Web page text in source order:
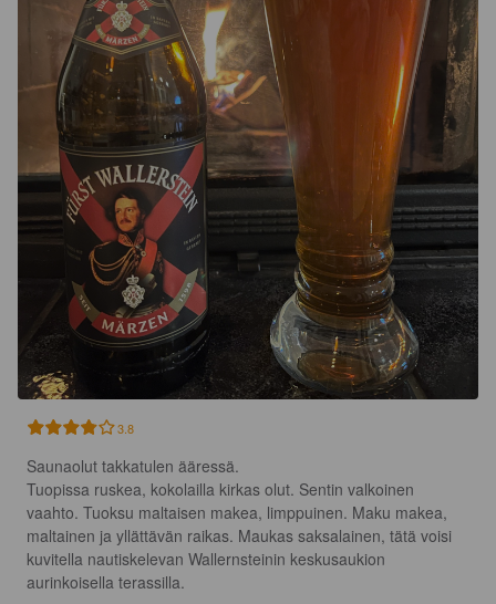
3.8
Saunaolut takkatulen ääressä.
Tuopissa ruskea, kokolailla kirkas olut. Sentin valkoinen
vaahto. Tuoksu maltaisen makea, limppuinen. Maku makea,
maltainen ja yllättävän raikas. Maukas saksalainen, tätä voisi
kuvitella nautiskelevan Wallernsteinin keskusaukion
aurinkoisella terassilla.